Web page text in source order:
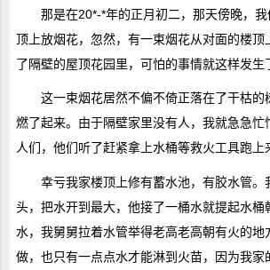
那是在20*-*年的正月初二，那天傍晚，
顶上放烟花，忽然，有一束烟花从对面的楼顶
了隔壁的屋顶花园里，可怕的事情就这样发生
这一束烟花居然不偏不倚正落在了干枯的
燃了起来。由于隔壁家里没有人，我就急急忙
人们，他们听了赶紧拿上水桶等救火工具跑上
幸亏我家楼顶上修有蓄水池，有胶水管。
头，把水开到最大，他接了一桶水就提起水桶
水，我舅舅拉着水管举得老高老高朝有火的地
做，也只有一点点水才能淋到火苗，因为我家